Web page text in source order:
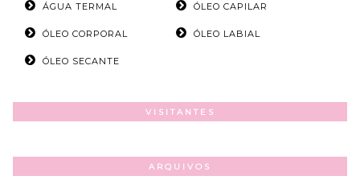
ÁGUA TERMAL ÓLEO CAPILAR
ÓLEO CORPORAL ÓLEO LABIAL
ÓLEO SECANTE
VISITANTES
ARQUIVOS